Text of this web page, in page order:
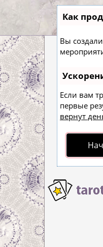
Как
Вы
Если вам
первые
вернут